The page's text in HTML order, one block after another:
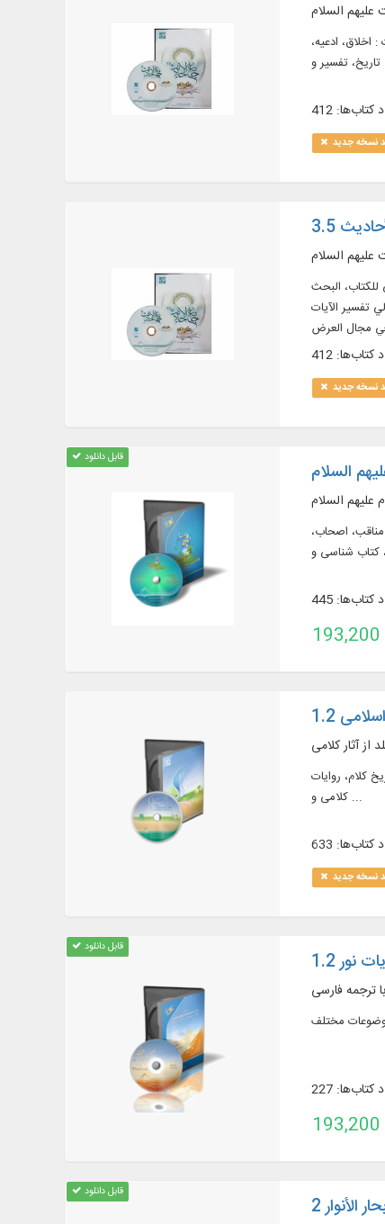
علیهم السلام
: اخلاق، ادعیه،
412
نسخه جدید
3.5
عليهم السلام
للكتاب، البحث
تفسير الآيات
مجال العرض
412
نسخه جدید
قابل دانلود
السلام
علیهم السلام
سیره، مناقب، اصحاب،
445
1.2
کلام، روایات
کلامی و ...
633
نسخه جدید
قابل دانلود
نور 1.2
ترجمه فارسی
مختلف
227
قابل دانلود
2